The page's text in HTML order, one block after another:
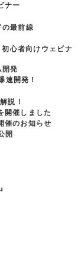
ナー
最前線
心者向けウェビナ
発
開発！
説！
開催しました
催のお知らせ
開